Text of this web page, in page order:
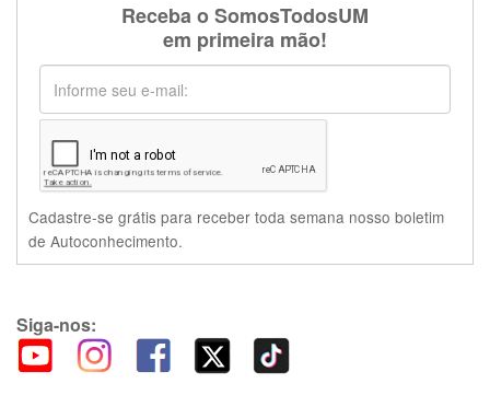
Receba o SomosTodosUM
em primeira mão!
Cadastre-se grátis para receber toda semana nosso boletim
de Autoconhecimento.
Siga-nos: